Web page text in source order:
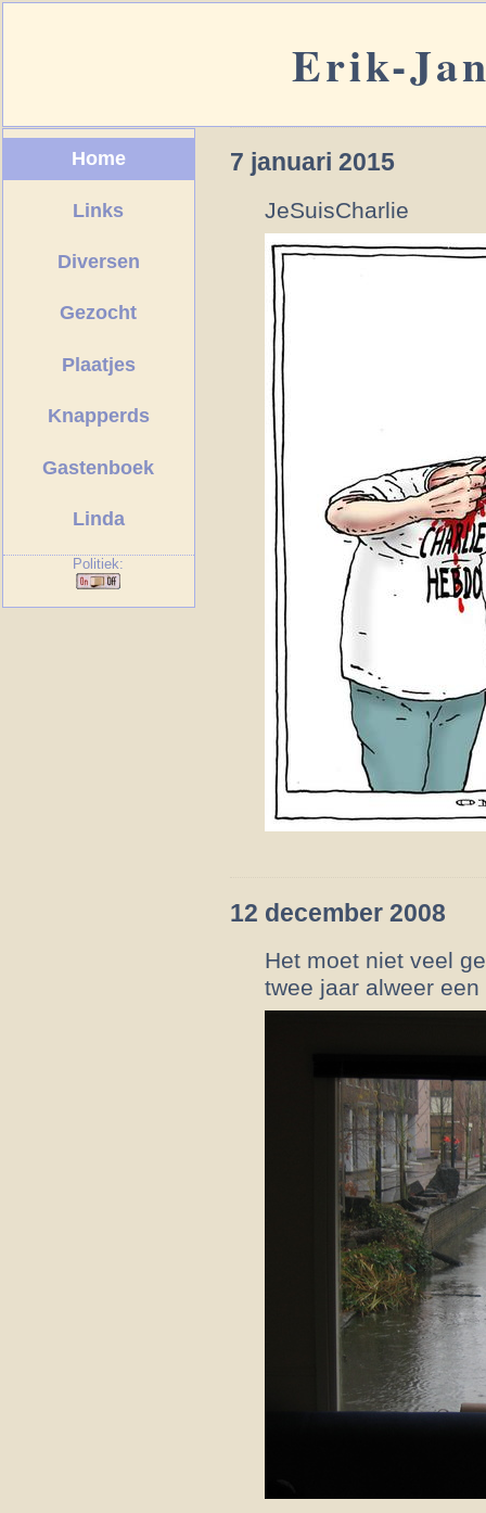
Erik-
Home
Links
Diversen
Gezocht
Plaatjes
Knapperds
Gastenboek
Linda
Politiek:
7 januari 2015
JeSuisCharlie
12 december 2008
Het moet niet veel
twee jaar alweer een